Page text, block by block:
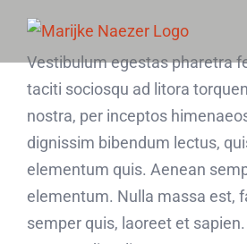
contentVestibulum egestas pharetra
taciti sociosqu ad litora
nostra, per inceptos
dignissim bibendum lectus,
elementum quis. Aenean
elementum. Nulla massa est,
semper quis, laoreet et